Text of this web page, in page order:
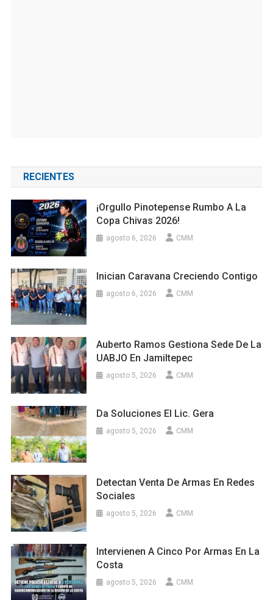
RECIENTES
¡Orgullo Pinotepense Rumbo A La
Copa Chivas 2026!
agosto 6, 2026 CMM
Inician Caravana Creciendo Contigo
agosto 6, 2026 CMM
Auberto Ramos Gestiona Sede De La
UABJO En Jamiltepec
agosto 5, 2026 CMM
Da Soluciones El Lic. Gera
agosto 5, 2026 CMM
Detectan Venta De Armas En Redes
Sociales
agosto 5, 2026 CMM
Intervienen A Cinco Por Armas En La
Costa
agosto 5, 2026 CMM